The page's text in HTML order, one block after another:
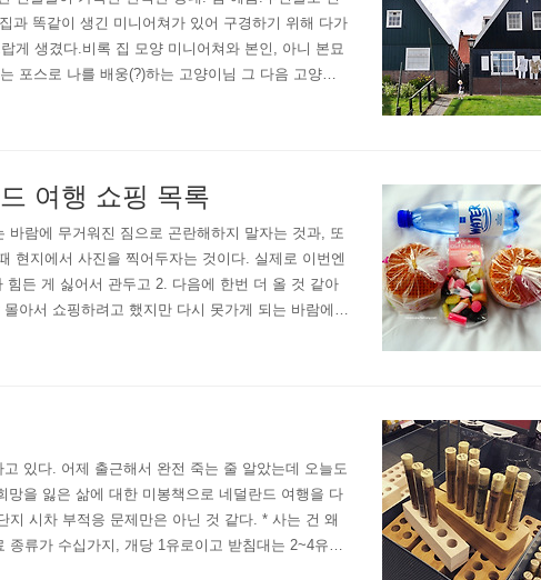
과 똑같이 생긴 미니어쳐가 있어 구경하기 위해 다가
게 생겼다.비록 집 모양 미니어쳐와 본인, 아니 본묘
포스로 나를 배웅(?)하는 고양이님 그 다음 고양이
났다.심지어 이 모형집은 모형집의 모형집도 있음!
여행 쇼핑 목록
람에 무거워진 짐으로 곤란해하지 말자는 것과, 또
현지에서 사진을 찍어두자는 것이다. 실제로 이번엔
든 게 싫어서 관두고 2. 다음에 한번 더 올 것 같아
아서 쇼핑하려고 했지만 다시 못가게 되는 바람에
구경하다 기념품샵 문 닫아서 못사고 5. 집안에 네..
있다. 어제 출근해서 완전 죽는 줄 알았는데 오늘도
을 잃은 삶에 대한 미봉책으로 네덜란드 여행을 다
시차 부적응 문제만은 아닌 것 같다. * 사는 건 왜
류가 수십가지, 개당 1유로이고 받침대는 2~4유로
로망인가- 이 시험관같은 유리병 향신료와 ..